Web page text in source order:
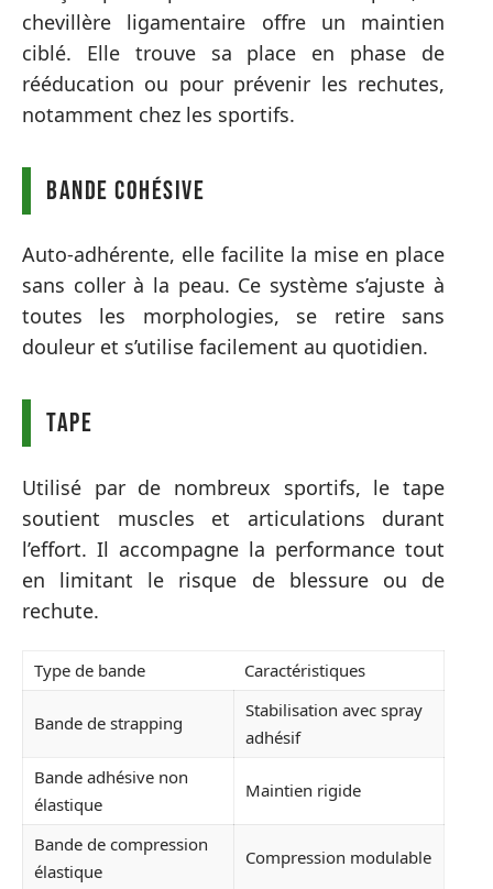
chevillère ligamentaire offre un maintien
ciblé. Elle trouve sa place en phase de
rééducation ou pour prévenir les rechutes,
notamment chez les sportifs.
Bande cohésive
Auto-adhérente, elle facilite la mise en place
sans coller à la peau. Ce système s’ajuste à
toutes les morphologies, se retire sans
douleur et s’utilise facilement au quotidien.
Tape
Utilisé par de nombreux sportifs, le tape
soutient muscles et articulations durant
l’effort. Il accompagne la performance tout
en limitant le risque de blessure ou de
rechute.
Type de bande Caractéristiques
Bande de strapping
Stabilisation avec spray
adhésif
Bande adhésive non
élastique
Maintien rigide
Bande de compression
élastique
Compression modulable